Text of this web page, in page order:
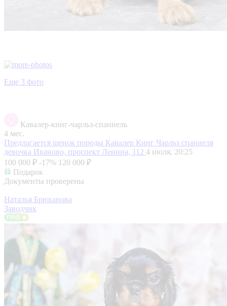
Еще 3 фото
Кавалер-кинг-чарльз-спаниель
4 мес.
Предлагается щенок породы Кавалер Кинг Чарльз спаниеля
девочка Иваново, проспект Ленина, 112 4 июля, 20:25
100 000 ₽ -17% 120 000 ₽
Подарок
Документы проверены
Наталья Брюханова
Заводчик